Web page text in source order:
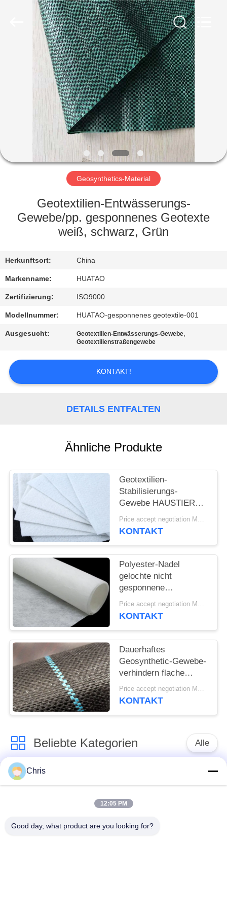
PRODUKTE
ÜBER
FABRIK-
AUSFLUG
QUALITÄTSKONTROLLE
SIE
MIT
UNS
IN
VERBINDUNG
NACHRICHTEN
PRIVACY
POLICY
Geosynthetics-Material
Geotextilien-Entwässerungs-
Gewebe/pp. gesponnenes Geotexte
weiß, schwarz, Grün
Herkunftsort: China
Markenname: HUATAO
Zertifizierung: ISO9000
Modellnummer: HUATAO-gesponnenes geotextile-001
Ausgesucht: Geotextilien-Entwässerungs-Gewebe,
Geotextilienstraßengewebe
KONTAKT!
DETAILS ENTFALTEN
Ähnliche Produkte
Geotextilien-
Stabilisierungs-
Gewebe HAUSTIER
oder pp. Nadel
gelochtes Geotextilien-
Price accept negotiation MOQ:1sqm
KONTAKT
Polyester-Nadel
gelochte nicht
gesponnene
Geotextilien-Gewebe-
nicht gesponnene anti-
Price accept negotiation MOQ:100sq.m.
KONTAKT
Dauerhaftes
Geosynthetic-Gewebe-
verhindern flache
Garn-pp. gesponnene
Geotextilien für Gras
Price accept negotiation MOQ:1000 sq.m.
KONTAKT
Beliebte Kategorien Alle
nicht gesponnenes
Material
Industriewalzen
Platten
Industrieller Gurt
Chris
12:05 PM
Good day, what product are you looking for?